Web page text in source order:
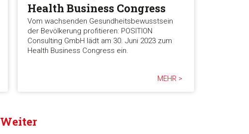
Health Business Congress
Vom wachsenden Gesundheitsbewusstsein
der Bevölkerung profitieren: POSITION
Consulting GmbH lädt am 30. Juni 2023 zum
Health Business Congress ein.
MEHR >
Weiter